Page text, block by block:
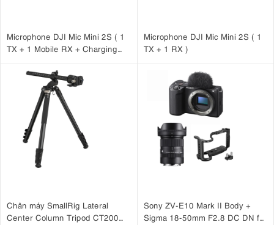
Microphone DJI Mic Mini 2S ( 1
TX + 1 Mobile RX + Charging
Microphone DJI Mic Mini 2S ( 1
TX + 1 RX )
Chân máy SmallRig Lateral
Center Column Tripod CT200
Sony ZV-E10 Mark II Body +
Sigma 18-50mm F2.8 DC DN for